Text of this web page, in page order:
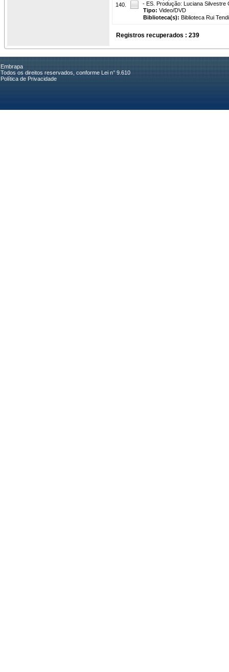
140.
- ES. Produção: Luciana Silvestre
Tipo: Video/DVD
Biblioteca(s): Biblioteca Rui
Registros recuperados : 239
Embrapa
Todos os direitos reservados, conforme Lei n° 9.610
Política de Privacidade